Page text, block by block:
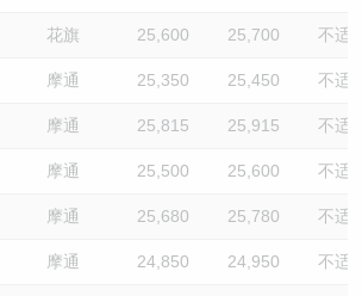
花旗 25,600 25,700 不适
摩通 25,350 25,450 不适
摩通 25,815 25,915 不适
摩通 25,500 25,600 不适
摩通 25,680 25,780 不适
摩通 24,850 24,950 不适